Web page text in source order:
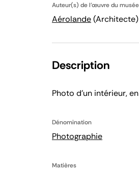
Auteur(s) de l'œuvre du musée
Aérolande(Architecte)
Description
Photo d'un intérieur,
Dénomination
Photographie
Matières